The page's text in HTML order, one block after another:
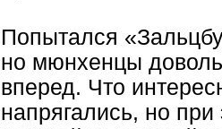
Попытался
но мюнхенцы
вперед. Что
напрягались, но при